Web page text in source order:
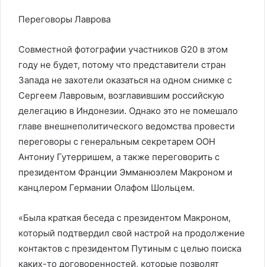
Переговоры Лаврова
Совместной фотографии участников G20 в этом
году не будет, потому что представители стран
Запада не захотели оказаться на одном снимке с
Сергеем Лавровым, возглавившим российскую
делегацию в Индонезии. Однако это не помешало
главе внешнеполитического ведомства провести
переговоры с генеральным секретарем ООН
Антониу Гутерришем, а также переговорить с
президентом Франции Эмманюэлем Макроном и
канцлером Германии Олафом Шольцем.
«Была краткая беседа с президентом Макроном,
который подтвердил свой настрой на продолжение
контактов с президентом Путиным с целью поиска
каких-то договоренностей, которые позволят